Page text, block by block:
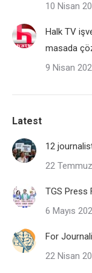
10 Nisan
Halk TV
masada
9 Nisan
Latest
12
22
TGS Press
6 Mayıs
For
22 Nisan